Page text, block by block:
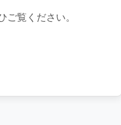
覧ください。